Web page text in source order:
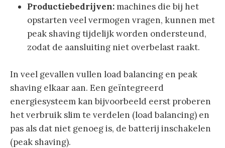
Productiebedrijven: machines die bij het
opstarten veel vermogen vragen, kunnen met
peak shaving tijdelijk worden ondersteund,
zodat de aansluiting niet overbelast raakt.
In veel gevallen vullen load balancing en peak
shaving elkaar aan. Een geïntegreerd
energiesysteem kan bijvoorbeeld eerst proberen
het verbruik slim te verdelen (load balancing) en
pas als dat niet genoeg is, de batterij inschakelen
(peak shaving).